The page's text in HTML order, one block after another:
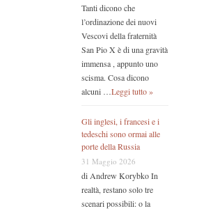
Tanti dicono che
l’ordinazione dei nuovi
Vescovi della fraternità
San Pio X è di una gravità
immensa , appunto uno
scisma. Cosa dicono
alcuni …Leggi tutto »
Gli inglesi, i francesi e i
tedeschi sono ormai alle
porte della Russia
31 Maggio 2026
di Andrew Korybko In
realtà, restano solo tre
scenari possibili: o la